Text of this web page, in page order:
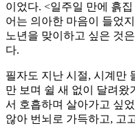
이었다. <일주일 만에 흙
어는 의아한 마음이 들었
노년을 맞이하고 싶은 것
다.
필자도 지난 시절, 시계만
만 보며 쉴 새 없이 달려왔
서 호흡하며 살아가고 싶
않아 번뇌로 가득하고, 고